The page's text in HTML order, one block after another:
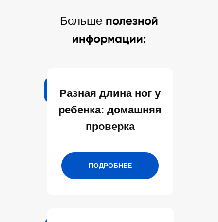
Разная длина ног у
ребенка: домашняя
проверка
ПОДРОБНЕЕ
Больше полезной
информации: